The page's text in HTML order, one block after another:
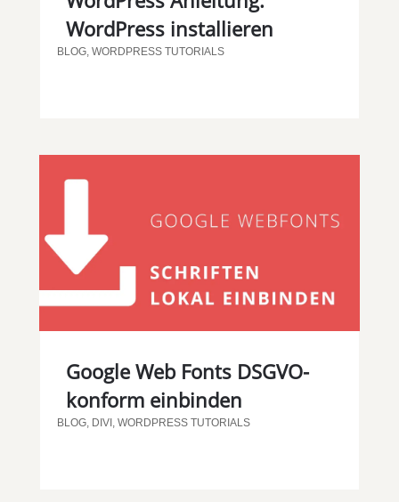
WordPress installieren
BLOG, WORDPRESS TUTORIALS
Google Web Fonts DSGVO-
konform einbinden
BLOG, DIVI, WORDPRESS TUTORIALS